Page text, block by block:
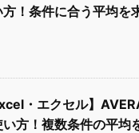
方！条件に合う平均を
・エクセル】
い方！複数条件の平均